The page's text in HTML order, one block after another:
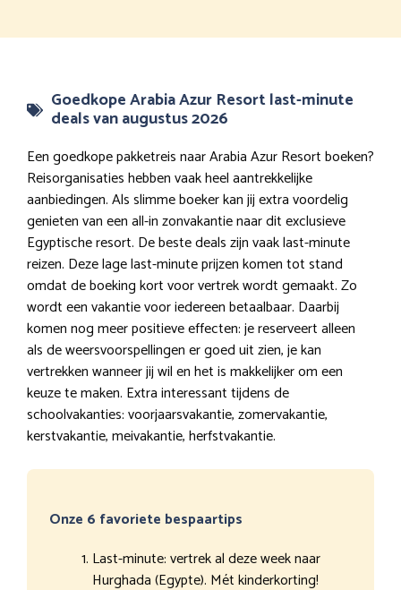
Goedkope Arabia Azur Resort last-minute
deals van augustus 2026
Een goedkope pakketreis naar Arabia Azur Resort boeken?
Reisorganisaties hebben vaak heel aantrekkelijke
aanbiedingen. Als slimme boeker kan jij extra voordelig
genieten van een all-in zonvakantie naar dit exclusieve
Egyptische resort. De beste deals zijn vaak last-minute
reizen. Deze lage last-minute prijzen komen tot stand
omdat de boeking kort voor vertrek wordt gemaakt. Zo
wordt een vakantie voor iedereen betaalbaar. Daarbij
komen nog meer positieve effecten: je reserveert alleen
als de weersvoorspellingen er goed uit zien, je kan
vertrekken wanneer jij wil en het is makkelijker om een
keuze te maken. Extra interessant tijdens de
schoolvakanties: voorjaarsvakantie, zomervakantie,
kerstvakantie, meivakantie, herfstvakantie.
Onze 6 favoriete bespaartips
Last-minute: vertrek al deze week naar
Hurghada (Egypte). Mét kinderkorting!